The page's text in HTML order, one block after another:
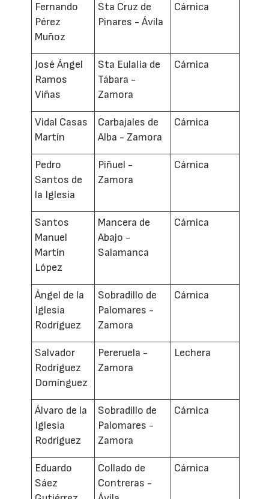
Fernando
Pérez
Muñoz
Sta Cruz de
Pinares - Ávila
Cárnica
José Ángel
Ramos
Viñas
Sta Eulalia de
Tábara -
Zamora
Cárnica
Vidal Casas
Martín
Carbajales de
Alba - Zamora
Cárnica
Pedro
Santos de
la Iglesia
Piñuel -
Zamora
Cárnica
Santos
Manuel
Martín
López
Mancera de
Abajo -
Salamanca
Cárnica
Ángel de la
Iglesia
Rodríguez
Sobradillo de
Palomares -
Zamora
Cárnica
Salvador
Rodríguez
Domínguez
Pereruela -
Zamora
Lechera
Álvaro de la
Iglesia
Rodríguez
Sobradillo de
Palomares -
Zamora
Cárnica
Eduardo
Sáez
Collado de
Contreras -
Cárnica